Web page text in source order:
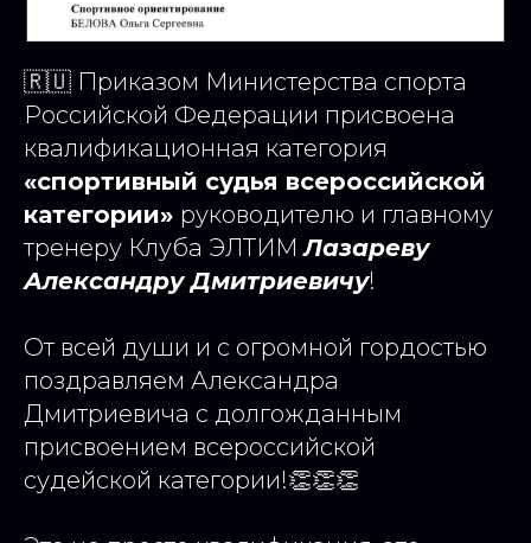
🇷🇺 Приказом Министерства спорта
Российской Федерации присвоена
квалификационная категория
«спортивный судья всероссийской
категории» руководителю и главному
тренеру Клуба ЭЛТИМЛазареву
Александру Дмитриевичу!
От всей души и с огромной гордостью
поздравляем Александра
Дмитриевича с долгожданным
присвоением всероссийской
судейской категории!👏👏👏